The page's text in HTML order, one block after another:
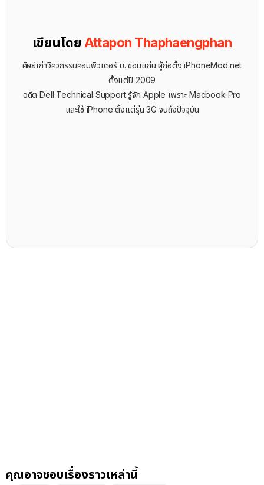
เขียนโดย Attapon Thaphaengphan
ศิษย์เก่าวิศวกรรมคอมพิวเตอร์ ม. ขอนแก่น ผู้ก่อตั้ง iPhoneMod.net
ตั้งแต่ปี 2009
อดีต Dell Technical Support รู้จัก ​Apple เพราะ Macbook Pro
และใช้ iPhone ตั้งแต่รุ่น 3G จนถึงปัจจุบัน
คุณอาจชอบเรื่องราวเหล่านี้